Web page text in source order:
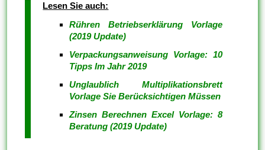
Lesen Sie auch:
Rühren Betriebserklärung Vorlage
(2019 Update)
Verpackungsanweisung Vorlage: 10
Tipps Im Jahr 2019
Unglaublich Multiplikationsbrett
Vorlage Sie Berücksichtigen Müssen
Zinsen Berechnen Excel Vorlage: 8
Beratung (2019 Update)